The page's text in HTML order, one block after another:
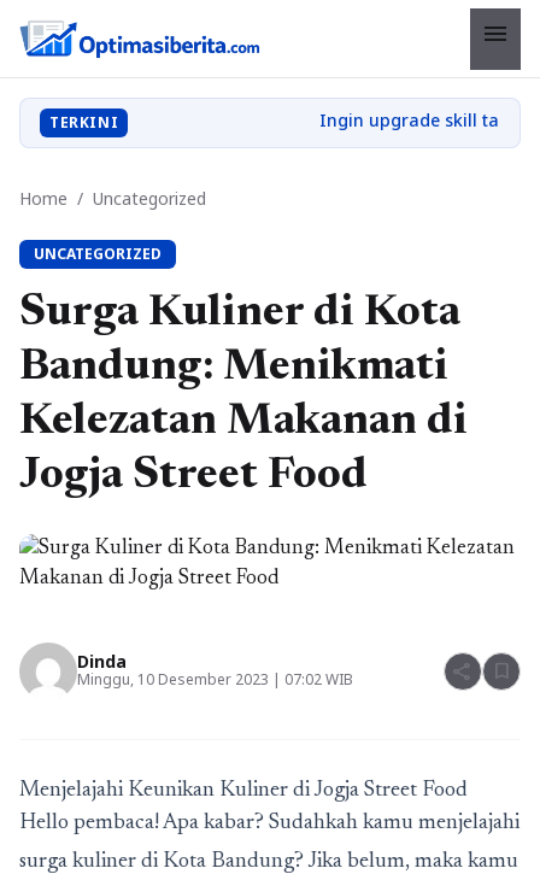
menu
TERKINI
Home / Uncategorized
UNCATEGORIZED
Surga Kuliner di Kota
Bandung: Menikmati
Kelezatan Makanan di
Jogja Street Food
Dinda
Minggu, 10 Desember 2023 | 07:02 WIB share bookmark
Menjelajahi Keunikan Kuliner di Jogja Street Food
Hello pembaca! Apa kabar? Sudahkah kamu menjelajahi
surga kuliner di Kota Bandung? Jika belum, maka kamu